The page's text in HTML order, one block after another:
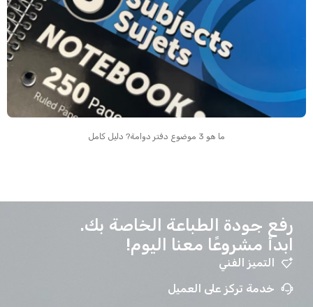
ما هو 3 موضوع دفتر دوامة? دليل كامل
رفع جودة الطباعة الخاصة بك.
ابدأ مشروعًا معنا اليوم!
التميز الفني
خدمة تركز على العميل